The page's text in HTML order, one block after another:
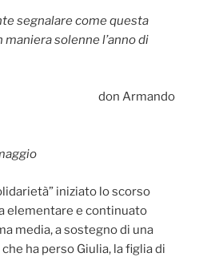
segnalare come questa
solenne l’anno di
don Armando
iniziato lo scorso
elementare e continuato
media, a sostegno di una
ha perso Giulia, la figlia di